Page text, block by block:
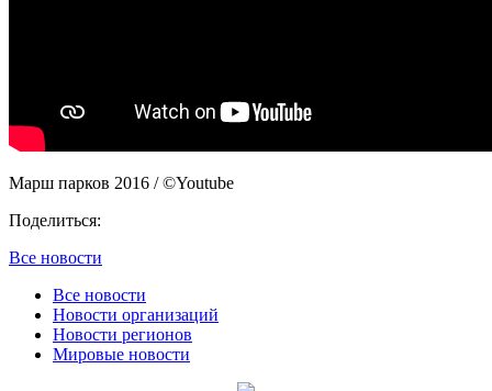
Марш парков 2016 / ©Youtube
Поделиться:
Все новости
Все новости
Новости организаций
Новости регионов
Мировые новости